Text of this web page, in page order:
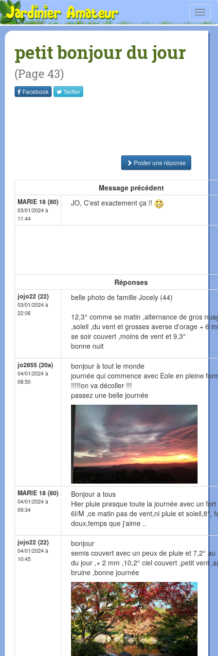
petit bonjour du jour
(Page 43)
Facebook Twitter
Poster une réponse
Message précédent
MARIE 18 (80)
03/01/2024 à
11:44
JO, C'est exactement ça !!
Réponses
jojo22 (22)
03/01/2024 à
22:06
belle photo de famille Jocely (44)
12,3° comme se matin ,alternance de gros
,soleil ,du vent et grosses averse d'orage + 6
se soir couvert ,moins de vent et 9,3°
bonne nuit
jo2855 (20a)
04/01/2024 à
08:50
bonjour à tout le monde
journée qui commence avec Eole en pleine
!!!!!on va décoller !!!
passez une belle journée
MARIE 18 (80)
04/01/2024 à
09:34
Bonjour a tous
Hier pluie presque toute la journée avec un fort
6l/M ,ce matin pas de vent,ni pluie et soleil,8°,
doux,temps que j'aime ..
jojo22 (22)
04/01/2024 à
10:45
bonjour
semis couvert avec un peux de pluie et 7,2° au
du jour ,+ 2 mm ,10,2° ciel couvert ,petit vent
bruine ,bonne journée